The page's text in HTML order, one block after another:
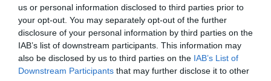
us or personal information disclosed to third parties prior to
your opt-out. You may separately opt-out of the further
disclosure of your personal information by third parties on the
IAB’s list of downstream participants. This information may
also be disclosed by us to third parties on the IAB’s List of
Downstream Participants that may further disclose it to other